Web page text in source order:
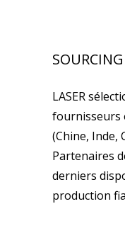
SOURCING
LASER
fournisseurs
(Chine, Inde,
Partenaires
derniers
production